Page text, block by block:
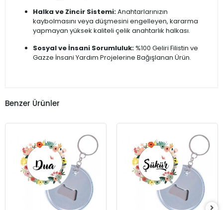
Halka ve Zincir Sistemi:Anahtarlarınızın
kaybolmasını veya düşmesini engelleyen, kararma
yapmayan yüksek kaliteli çelik anahtarlık halkası.
Sosyal ve İnsani Sorumluluk: %100 Geliri Filistin ve
Gazze İnsani Yardım Projelerine Bağışlanan Ürün.
Benzer Ürünler